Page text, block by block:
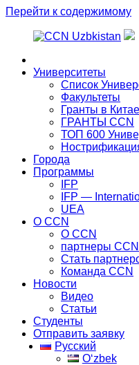
Перейти к содержимому
Университеты
Список
Факультеты
Гранты в Китае
ГРАНТЫ ССN
ТОП 600
Города
Программы
IFP
IFP —
UEA
О CCN
О CCN
партнеры ССN
Стать
Команда ССN
Новости
Видео
Статьи
Студенты
Отправить заявку
Русский
Oʻzbek